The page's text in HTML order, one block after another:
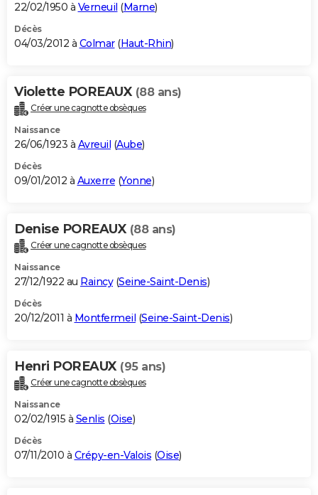
22/02/1950 à Verneuil (Marne)
Décès
04/03/2012 à Colmar(Haut-Rhin)
Violette POREAUX (88 ans)
Créer une cagnotte obsèques
Naissance
26/06/1923 à Avreuil (Aube)
Décès
09/01/2012 à Auxerre (Yonne)
Denise POREAUX (88 ans)
Créer une cagnotte obsèques
Naissance
27/12/1922 au Raincy(Seine-Saint-Denis)
Décès
20/12/2011 à Montfermeil (Seine-Saint-Denis)
Henri POREAUX (95 ans)
Créer une cagnotte obsèques
Naissance
02/02/1915 à Senlis (Oise)
Décès
07/11/2010 à Crépy-en-Valois (Oise)